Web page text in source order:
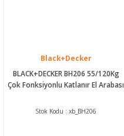
Black+Decker
BLACK+DECKER BH206 55/120Kg
Çok Fonksiyonlu Katlanır El Arabası
Stok Kodu : xb_BH206